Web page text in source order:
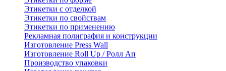
Этикетки с отделкой
Этикетки по свойствам
Этикетки по применению
Рекламная полиграфия и конструкции
Изготовление Press Wall
Изготовление Roll Up / Ролл Ап
Производство упаковки